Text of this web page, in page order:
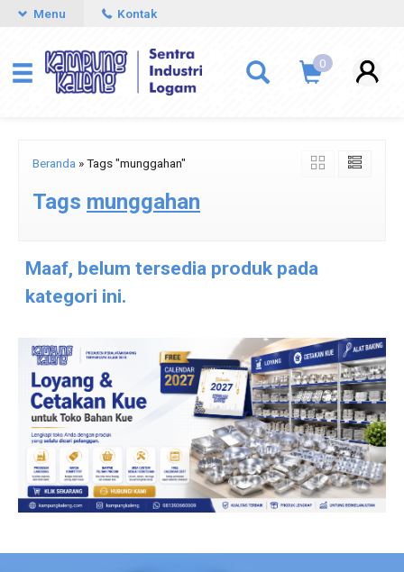
Menu Kontak
0
Beranda »Tags "munggahan"
Tags munggahan
Maaf, belum tersedia produk pada
kategori ini.